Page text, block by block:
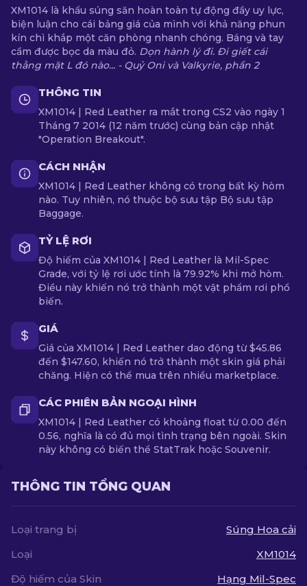
XM1014 là khẩu súng săn hoàn toàn tự động đầy uy lực,
biện luận cho cái bảng giá của mình với khả năng phun
kín chì khắp một căn phòng nhanh chóng. Báng và tay
cầm được bọc da màu đỏ. Dọn hành lý đi. Đi giết cái
thằng mặt L đó nào... - Quỷ Oni và Valkyrie, phần 2
THÔNG TIN
XM1014 | Red Leather ra mắt trong CS2 vào ngày 1
Tháng 7 2014 (12 năm trước) cùng bản cập nhật
"Operation Breakout".
CÁCH NHẬN
XM1014 | Red Leather không có trong bất kỳ hòm
nào. Tuy nhiên, nó thuộc bộ sưu tập Bộ sưu tập
Baggage.
TỶ LỆ RƠI
Độ hiếm của XM1014 | Red Leather là Mil-Spec
Grade, với tỷ lệ rơi ước tính là 79.92% khi mở hòm.
Điều này khiến nó trở thành một vật phẩm rơi phổ
biến.
GIÁ
Giá của XM1014 | Red Leather dao động từ $45.86
đến $147.60, khiến nó trở thành một skin giá phải
chăng. Hiện có thể mua trên nhiều marketplace.
CÁC PHIÊN BẢN NGOẠI HÌNH
XM1014 | Red Leather có khoảng float từ 0.00 đến
0.56, nghĩa là có đủ mọi tình trạng bên ngoài. Skin
này không có biến thể StatTrak hoặc Souvenir.
THÔNG TIN TỔNG QUAN
Loại trang bị
Súng Hoa cải
Loại
XM1014
Độ hiếm của Skin
Hạng Mil-Spec